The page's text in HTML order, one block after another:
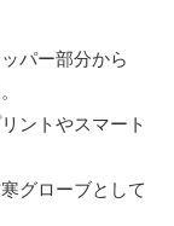
パー部分から
ントやスマート
グローブとして